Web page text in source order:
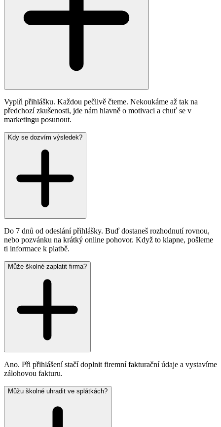
Vyplň přihlášku. Každou pečlivě čteme. Nekoukáme až tak na
předchozí zkušenosti, jde nám hlavně o motivaci a chuť se v
marketingu posunout.
Kdy se dozvím výsledek?
Do 7 dnů od odeslání přihlášky. Buď dostaneš rozhodnutí rovnou,
nebo pozvánku na krátký online pohovor. Když to klapne, pošleme
ti informace k platbě.
Může školné zaplatit firma?
Ano. Při přihlášení stačí doplnit firemní fakturační údaje a vystavíme
zálohovou fakturu.
Můžu školné uhradit ve splátkách?